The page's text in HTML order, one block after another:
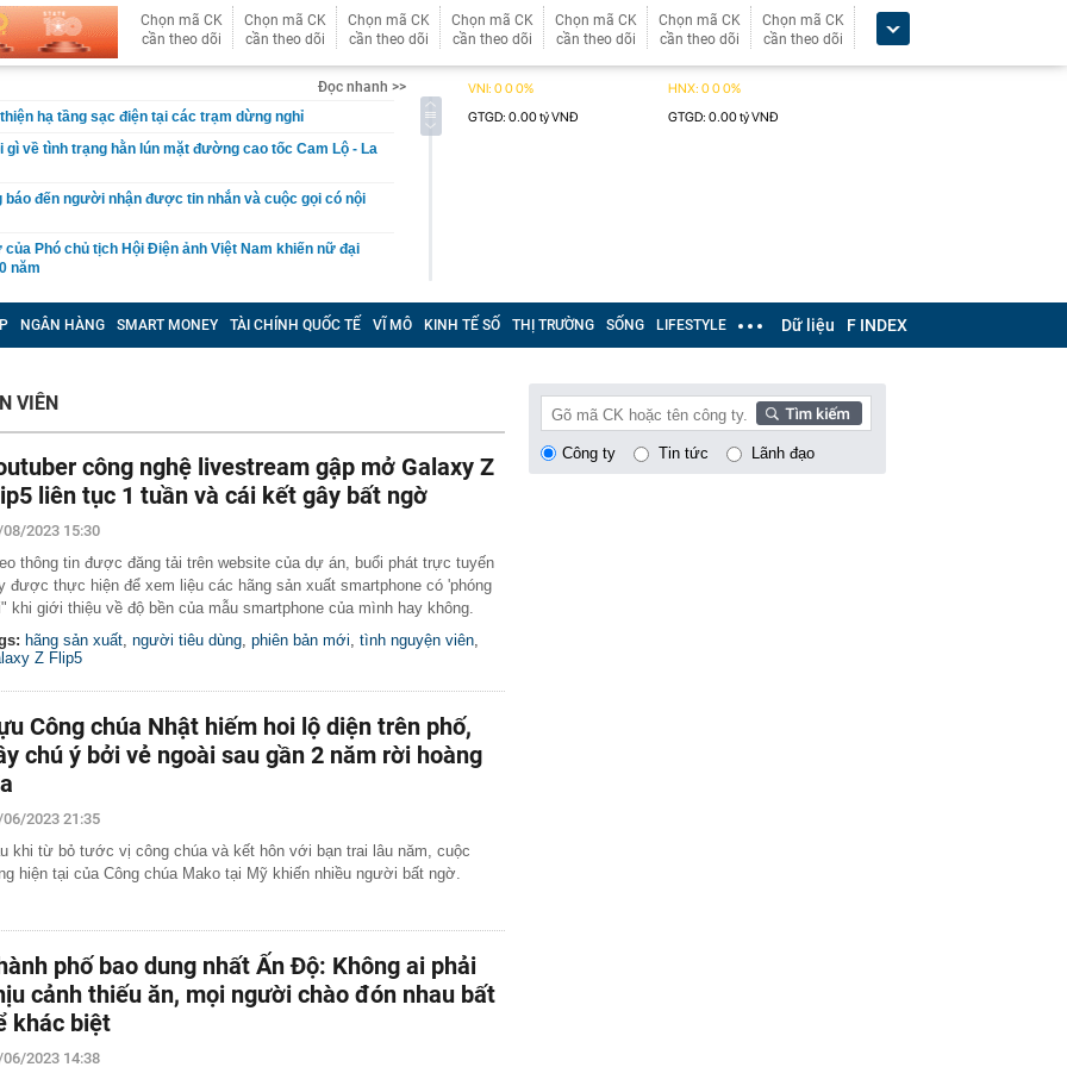
Chọn mã CK
cần theo dõi
Chọn mã CK
cần theo dõi
Chọn mã CK
cần theo dõi
Chọn mã CK
cần theo dõi
Chọn mã CK
cần theo dõi
Chọn mã CK
cần theo dõi
Chọn mã CK
cần theo dõi
Đọc nhanh >>
hạ tầng sạc điện tại các trạm dừng nghỉ
gì về tình trạng hằn lún mặt đường cao tốc Cam Lộ - La
báo đến người nhận được tin nhắn và cuộc gọi có nội
của Phó chủ tịch Hội Điện ảnh Việt Nam khiến nữ đại
năm
gấp 13 lần tỉnh Chiết Giang tiến gần bờ, Trung Quốc
khối ngoại mua ròng mạnh tay 700 tỷ đồng trong
của Phó Chủ tịch Đỗ Mỹ Linh
Cà Mau (DCM) nhận thù lao “khủng”, có người bình
mỗi tháng
ngân hàng chưa từng được sử dụng bất ngờ có số dư
lớn nhất thế giới tại láng giềng Việt Nam: giá khai
kg, công ty được Bill Gates, Amazon hậu thuẫn lập
phát hiện hơn 3 tỷ đồng tiền mặt giấu trong lốp
viên trẻ: Tăng từ bậc 1 lên bậc 2 không tạo nhiều
nhập
điên thật” của cựu kỹ sư Apple hé lộ văn hóa dùng
Paris, châu Âu còn có một thành phố đẹp hơn cổ
sao được bình chọn là nơi đáng sống nhất hành tinh
chưa từng sử dụng đột ngột phát sinh 100 triệu
Công an mời 1 người phụ nữ đến làm việc
của con dâu cũ gia tộc Samsung
vốn trên 7.300 tỷ đồng
Trai Say Hi tự tin vượt kế hoạch nhờ loạt chương
cuối năm
NGÂN HÀNG SMART MONEY TÀI CHÍNH QUỐC TẾ VĨ MÔ KINH TẾ SỐ THỊ TRƯỜNG SỐNG LIFESTYLE Dữ liệu F INDEX
VIÊN
công nghệ livestream gập mở Galaxy Z
liên tục 1 tuần và cái kết gây bất ngờ
2023 15:30
thông tin được đăng tải trên website của dự án, buổi phát trực tuyến
được thực hiện để xem liệu các hãng sản xuất smartphone có 'phóng
khi giới thiệu về độ bền của mẫu smartphone của mình hay không.
hãng sản xuất, người tiêu dùng, phiên bản mới, tình nguyện viên,
Z Flip5
Công chúa Nhật hiếm hoi lộ diện trên phố,
chú ý bởi vẻ ngoài sau gần 2 năm rời hoàng
2023 21:35
khi từ bỏ tước vị công chúa và kết hôn với bạn trai lâu năm, cuộc
hiện tại của Công chúa Mako tại Mỹ khiến nhiều người bất ngờ.
phố bao dung nhất Ấn Độ: Không ai phải
cảnh thiếu ăn, mọi người chào đón nhau bất
khác biệt
2023 14:38
Công ty Tin tức Lãnh đạo